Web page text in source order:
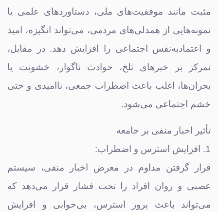
مثبت مانند موفقیت‌های ملی، دستاوردهای علمی یا
نمونه‌هایی از همدلی‌های مردمی، می‌تواند انگیزه، امید
و اعتمادبه‌نفس اجتماعی را افزایش دهد. در مقابل،
تمرکز بر خبرهای تلخ، حوادث ناگوار، خشونت یا
بحران‌ها، اغلب باعث اضطراب جمعی، ناامیدی و حتی
خشم اجتماعی می‌شود.
تأثیر اخبار منفی بر جامعه
1. افزایش استرس و اضطراب:
قرار گرفتن مداوم در معرض اخبار منفی، سیستم
عصبی و روان افراد را تحت فشار قرار می‌دهد که
می‌تواند باعث بروز استرس، بی‌خوابی و افزایش